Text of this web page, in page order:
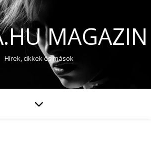
MAGAZIN
Hírek, cikkek és mások